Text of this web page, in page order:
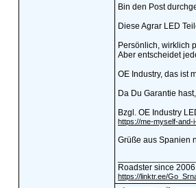
Bin den Post
Diese Agrar LED
Persönlich, wirklich
Aber entscheidet
OE Industry, das ist
Da Du Garantie
Bzgl. OE Industry
https://me-myself-and-
Grüße aus Spanien
Roadster since
https://linktr.ee/